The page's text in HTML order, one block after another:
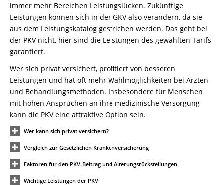
immer mehr Bereichen Leistungslücken. Zukünftige
Leistungen können sich in der GKV also verändern, da sie
aus dem Leistungskatalog gestrichen werden. Das geht bei
der PKV nicht, hier sind die Leistungen des gewählten Tarifs
garantiert.
Wer sich privat versichert, profitiert von besseren
Leistungen und hat oft mehr Wahlmöglichkeiten bei Ärzten
und Behandlungsmethoden. Insbesondere für Menschen
mit hohen Ansprüchen an ihre medizinische Versorgung
kann die PKV eine attraktive Option sein.
Wer kann sich privat versichern?
Vergleich zur Gesetzlichen Krankenversicherung
Faktoren für den PKV-Beitrag und Alterungsrückstellungen
Wichtige Leistungen der PKV